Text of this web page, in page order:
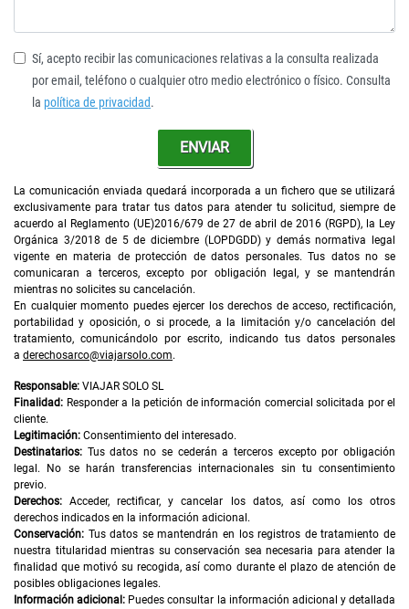
Sí, acepto recibir las comunicaciones relativas a la consulta realizada
por email, teléfono o cualquier otro medio electrónico o físico. Consulta
la política de privacidad.
ENVIAR
La comunicación enviada quedará incorporada a un fichero que se utilizará
exclusivamente para tratar tus datos para atender tu solicitud, siempre de
acuerdo al Reglamento (UE)2016/679 de 27 de abril de 2016 (RGPD), la Ley
Orgánica 3/2018 de 5 de diciembre (LOPDGDD) y demás normativa legal
vigente en materia de protección de datos personales. Tus datos no se
comunicaran a terceros, excepto por obligación legal, y se mantendrán
mientras no solicites su cancelación.
En cualquier momento puedes ejercer los derechos de acceso, rectificación,
portabilidad y oposición, o si procede, a la limitación y/o cancelación del
tratamiento, comunicándolo por escrito, indicando tus datos personales
a derechosarco@viajarsolo.com.
Responsable: VIAJAR SOLO SL
Finalidad: Responder a la petición de información comercial solicitada por el
cliente.
Legitimación: Consentimiento del interesado.
Destinatarios: Tus datos no se cederán a terceros excepto por obligación
legal. No se harán transferencias internacionales sin tu consentimiento
previo.
Derechos: Acceder, rectificar, y cancelar los datos, así como los otros
derechos indicados en la información adicional.
Conservación: Tus datos se mantendrán en los registros de tratamiento de
nuestra titularidad mientras su conservación sea necesaria para atender la
finalidad que motivó su recogida, así como durante el plazo de atención de
posibles obligaciones legales.
Información adicional: Puedes consultar la información adicional y detallada